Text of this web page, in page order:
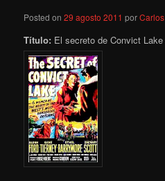
Posted on29 agosto 2011 porCarlos
Título: El secreto de Convict